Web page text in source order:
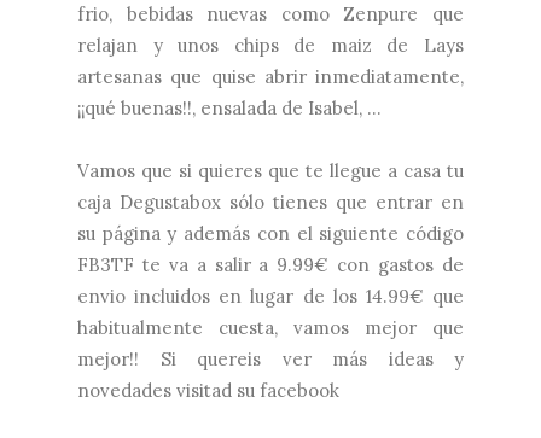
frio, bebidas nuevas como Zenpure que
relajan y unos chips de maiz de Lays
artesanas que quise abrir inmediatamente,
¡¡qué buenas!!, ensalada de Isabel, ...
Vamos que si quieres que te llegue a casa tu
caja Degustabox sólo tienes que entrar en
su páginay además con el siguiente código
FB3TF te va a salir a 9.99€ con gastos de
envio incluidos en lugar de los 14.99€ que
habitualmente cuesta, vamos mejor que
mejor!! Si quereis ver más ideas y
novedades visitad su facebook